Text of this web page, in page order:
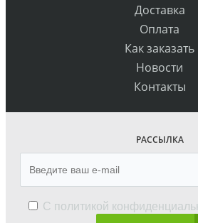
Доставка
Оплата
Как заказать
Новости
Контакты
РАССЫЛКА
С политикой